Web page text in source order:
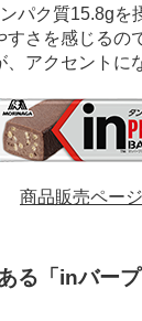
パク質15.8gを
すさを感じるの
アクセントに
商品販売ペー
る「inバー